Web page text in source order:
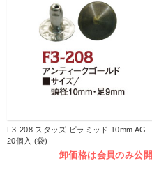
F3-208 スタッズ ピラミッド 10mm AG
20個入 (袋)
卸価格は会員のみ公開